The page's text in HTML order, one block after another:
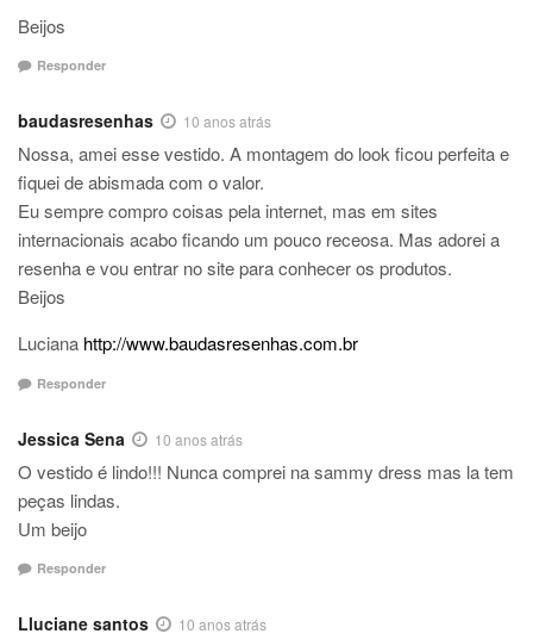
Beijos
Responder
baudasresenhas 10 anos atrás
Nossa, amei esse vestido. A montagem do look ficou perfeita e
fiquei de abismada com o valor.
Eu sempre compro coisas pela internet, mas em sites
internacionais acabo ficando um pouco receosa. Mas adorei a
resenha e vou entrar no site para conhecer os produtos.
Beijos
Luciana http://www.baudasresenhas.com.br
Responder
Jessica Sena 10 anos atrás
O vestido é lindo!!! Nunca comprei na sammy dress mas la tem
peças lindas.
Um beijo
Responder
Lluciane santos 10 anos atrás